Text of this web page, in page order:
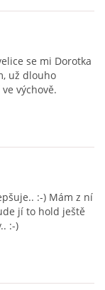
se mi Dorotka
už dlouho
výchově.
:-) Mám z ní
jí to hold ještě
:-)